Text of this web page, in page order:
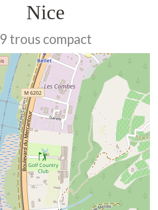
Nice
9 trous compact